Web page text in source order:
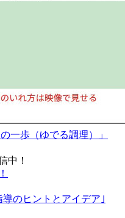
一歩（ゆでる調理）」
中！
のヒントとアイデア｣